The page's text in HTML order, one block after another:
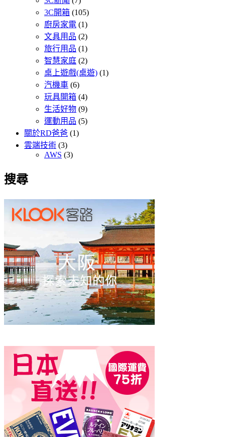
3C開箱 (105)
廚房家電 (1)
文具用品 (2)
旅行用品 (1)
智慧家庭 (2)
桌上遊戲(桌遊) (1)
汽機車 (6)
玩具開箱 (4)
生活好物 (9)
運動用品 (5)
關於RD爸爸 (1)
雲端技術 (3)
AWS (3)
搜尋